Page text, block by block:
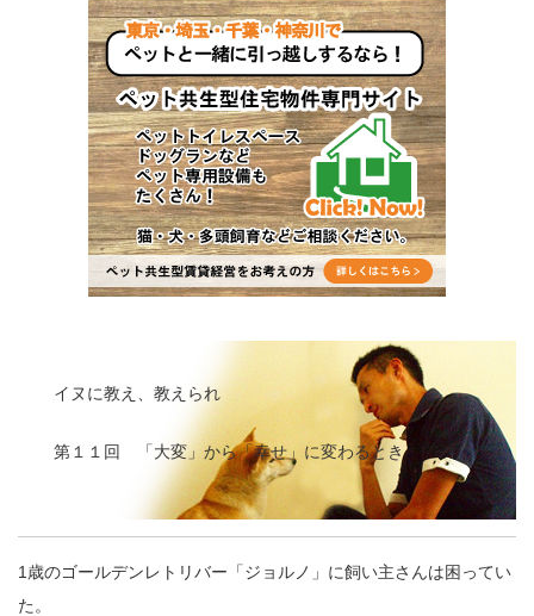
イヌに教え、教えられ
第１１回 「大変」から「幸せ」に変わるとき
1歳のゴールデンレトリバー「ジョルノ」に飼い主さんは困ってい
た。